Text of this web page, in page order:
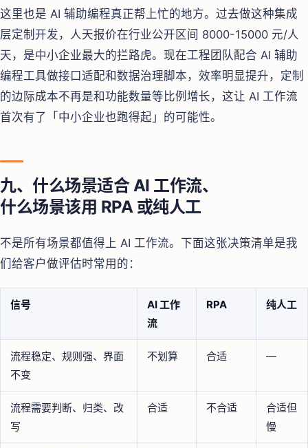
这里也是 AI 辅助编程真正帮上忙的地方。过去做这种集成
层定制开发，人天报价在行业公开区间 8000-15000 元/人
天，是中小企业最大的拦路虎。现在工程团队配合 AI 辅助
编程工具做接口适配和数据治理脚本，效率明显提升，定制
的边际成本不再是和功能数量等比例增长，这让 AI 工作流
首次有了「中小企业也跑得起」的可能性。
九、什么场景适合 AI 工作流、
什么场景该用 RPA 或纯人工
不是所有场景都值得上 AI 工作流。下面这张决策清单是我
们给客户做评估时常用的：
信号
AI 工作
流
RPA 纯人工
流程稳定、规则强、界面
不变
不划算 合适 —
流程需要判断、归类、改
写
合适 不合适
合适但
慢